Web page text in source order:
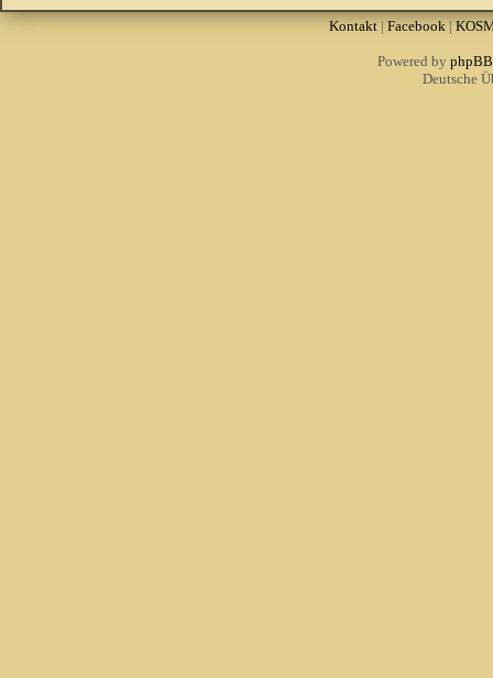
Kontakt| Facebook|
Powered by phpBB
Deutsche